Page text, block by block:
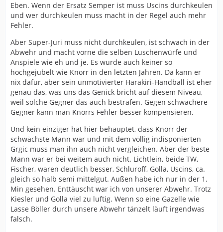
Eben. Wenn der Ersatz Semper ist muss Uscins durchkeulen
und wer durchkeulen muss macht in der Regel auch mehr
Fehler.
Aber Super-Juri muss nicht durchkeulen, ist schwach in der
Abwehr und macht vorne die selben Luschenwürfe und
Anspiele wie eh und je. Es wurde auch keiner so
hochgejubelt wie Knorr in den letzten Jahren. Da kann er
nix dafür, aber sein unmotivierter Harakiri-Handball ist eher
genau das, was uns das Genick bricht auf diesem Niveau,
weil solche Gegner das auch bestrafen. Gegen schwächere
Gegner kann man Knorrs Fehler besser kompensieren.
Und kein einziger hat hier behauptet, dass Knorr der
schwächste Mann war und mit dem völlig indisponierten
Grgic muss man ihn auch nicht vergleichen. Aber der beste
Mann war er bei weitem auch nicht. Lichtlein, beide TW,
Fischer, waren deutlich besser, Schluroff, Golla, Uscins, ca.
gleich so halb semi mittelgut. Außen habe ich nur in der 1.
Min gesehen. Enttäuscht war ich von unserer Abwehr. Trotz
Kiesler und Golla viel zu luftig. Wenn so eine Gazelle wie
Lasse Böller durch unsere Abwehr tänzelt läuft irgendwas
falsch.